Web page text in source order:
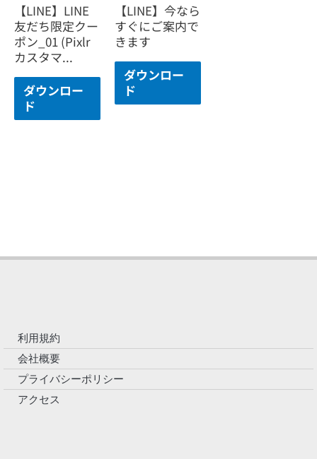
【LINE】LINE
友だち限定クー
ポン_01 (Pixlr
カスタマ...
ダウンロー
ド
【LINE】今なら
すぐにご案内で
きます
ダウンロー
ド
利用規約
会社概要
プライバシーポリシー
アクセス